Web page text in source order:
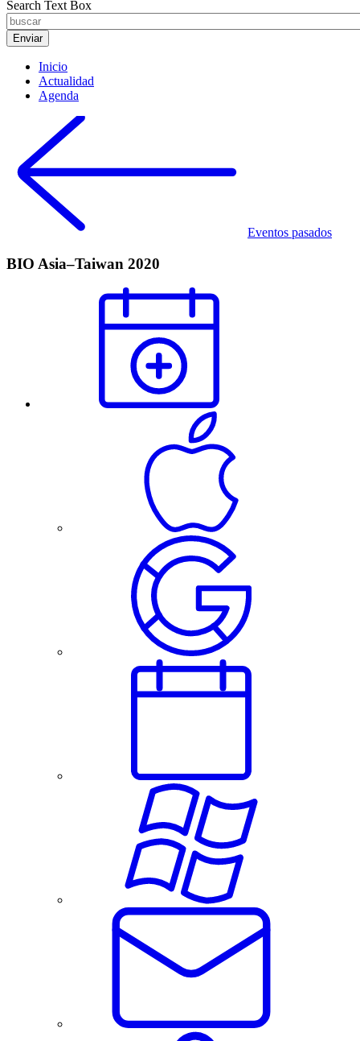
Search Text Box
Inicio
Actualidad
Agenda
Eventos pasados
BIO Asia–Taiwan 2020